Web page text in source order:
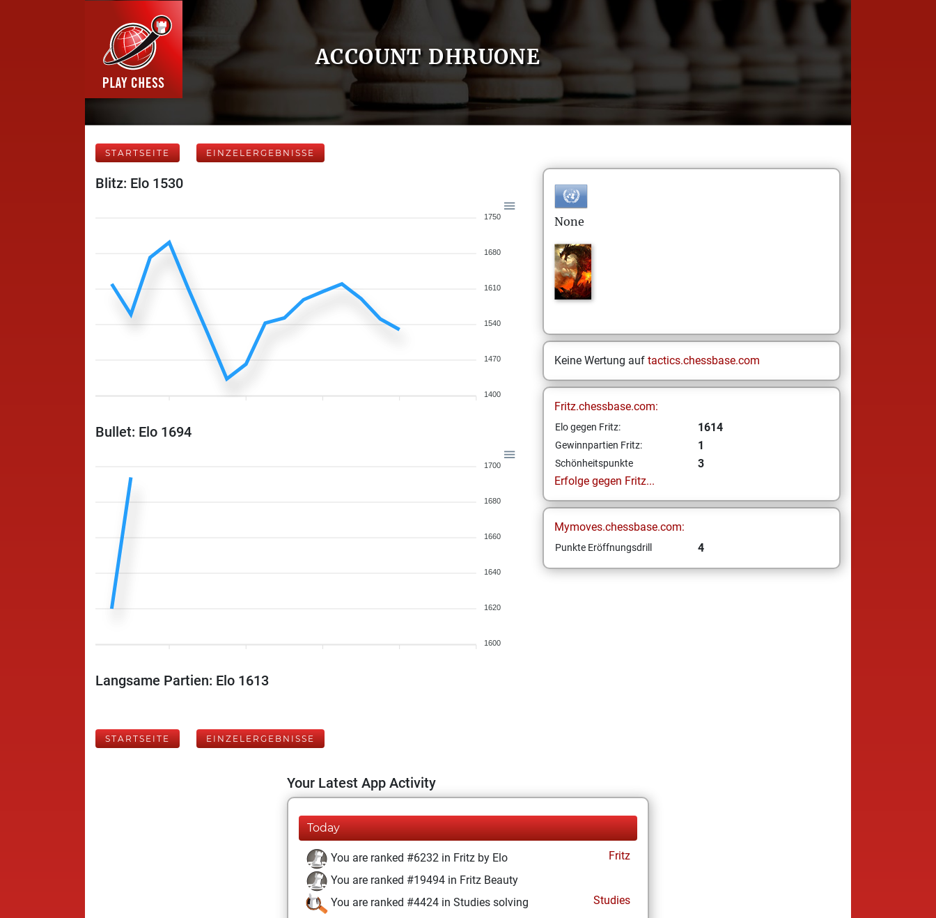
ACCOUNT DHRUONE
STARTSEITE EINZELERGEBNISSE
Blitz: Elo 1530
1750
1680
1610
1540
1470
1400
Bullet: Elo 1694
1700
1680
1660
1640
1620
1600
Langsame Partien: Elo 1613
None
Keine Wertung auf tactics.chessbase.com
Fritz.chessbase.com:
Elo gegen Fritz: 1614
Gewinnpartien Fritz: 1
Schönheitspunkte
3
Erfolge gegen Fritz...
Mymoves.chessbase.com:
Punkte Eröffnungsdrill 4
STARTSEITE EINZELERGEBNISSE
Your Latest App Activity
Today
You are ranked #6232 in Fritz by Elo
Fritz
You are ranked #19494 in Fritz Beauty
You are ranked #4424 in Studies solving
Studies